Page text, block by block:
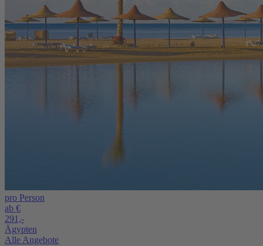
pro Person
ab €
291,-
Ägypten
Alle Angebote